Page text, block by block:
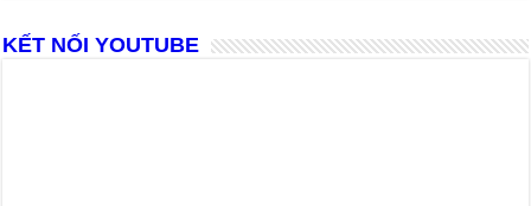
KẾT NỐI YOUTUBE